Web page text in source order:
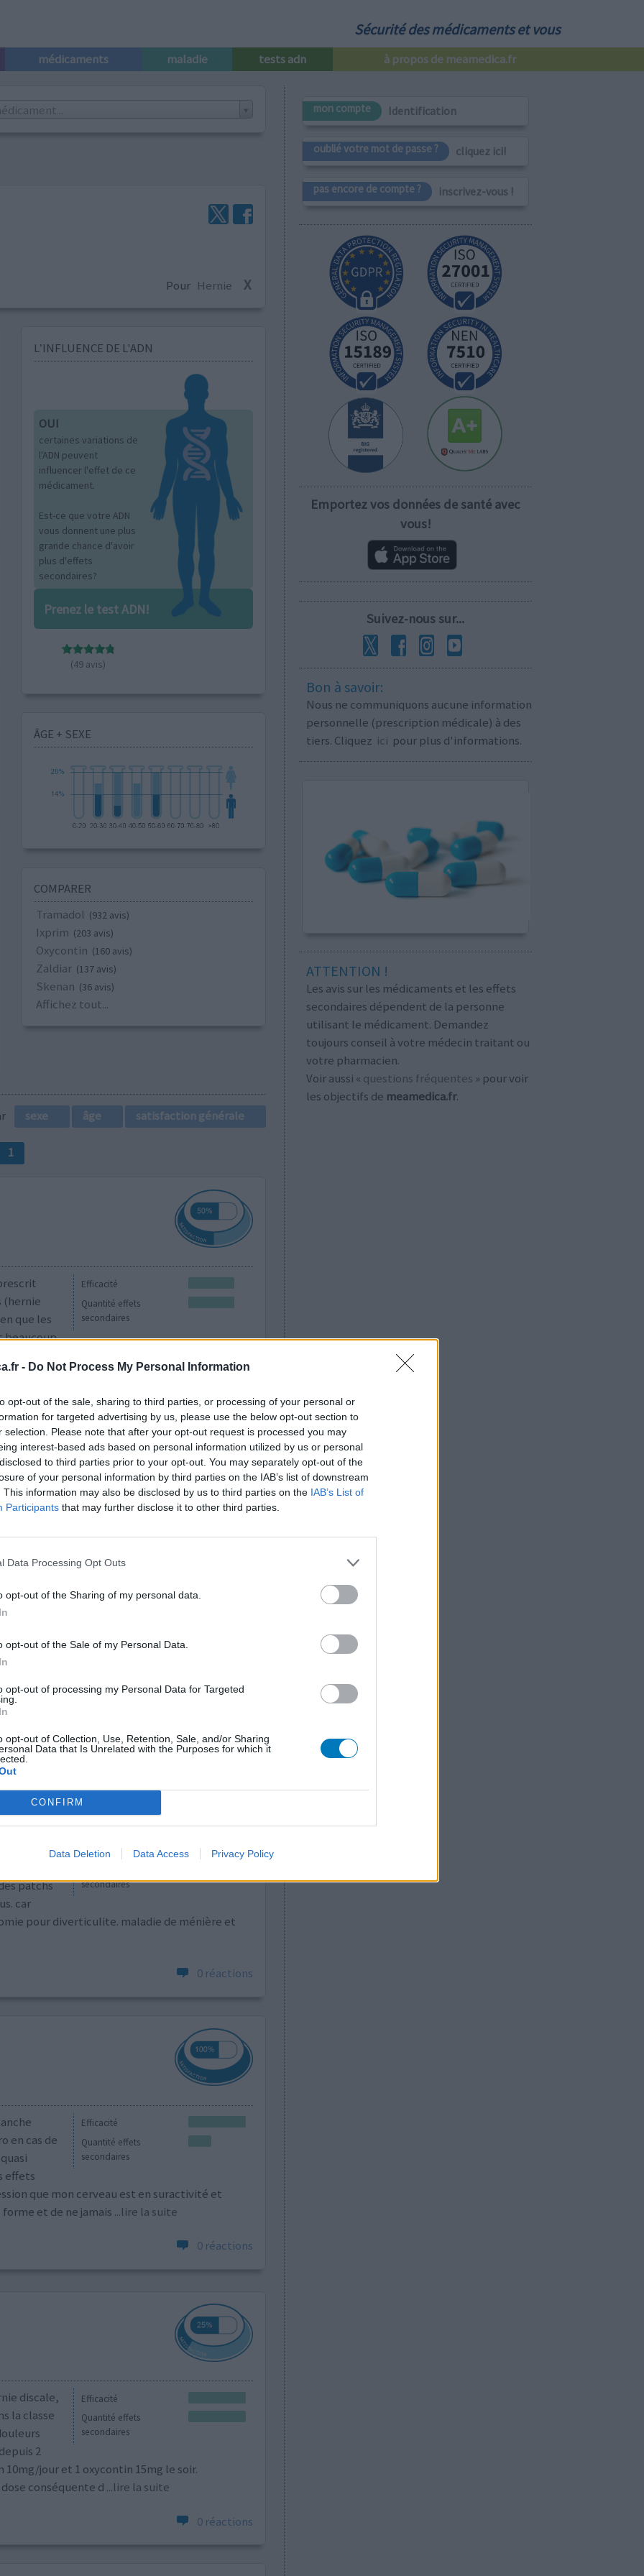
- Do Not Process My Personal Information
opt-out of the sale, sharing to third parties, or processing of your personal or
for targeted advertising by us, please use the below opt-out section to
selection. Please note that after your opt-out request is processed you may
interest-based ads based on personal information utilized by us or personal
to third parties prior to your opt-out. You may separately opt-out of the
of your personal information by third parties on the IAB’s list of downstream
This information may also be disclosed by us to third parties on the IAB’s List of
Participants that may further disclose it to other third parties.
Data Processing Opt Outs
opt-out of the Sharing of my personal data.
opt-out of the Sale of my Personal Data.
opt-out of processing my Personal Data for Targeted
opt-out of Collection, Use, Retention, Sale, and/or Sharing
Data that Is Unrelated with the Purposes for which it
CONFIRM
Data Deletion Data Access Privacy Policy
Sécurité des médicaments et vous
médicaments maladie tests adn à propos de meamedica.fr
Pour Hernie X
L’INFLUENCE DE L'ADN
OUI
certaines variations de
l'ADN peuvent
influencer l'effet de ce
médicament.
Est-ce que votre ADN
vous donnent une plus
grande chance d'avoir
plus d'effets
secondaires?
Prenez le test ADN!
(49 avis)
ÂGE + SEXE
COMPARER
Tramadol (932 avis)
Ixprim (203 avis)
Oxycontin (160 avis)
Zaldiar (137 avis)
Skenan (36 avis)
Affichez tout...
sexe âge satisfaction générale
1
Efficacité
Quantité effets
secondaires
(hernie
que les
beaucoup
partout, jusqu'au bout des doigts et du nez.
il n'est pa ...lire la suite
0 réactions
Efficacité
secondaires
par
temps,
a commencé à me détruire de
muscles, de la fatigue, de la dé
0 réactions
Efficacité
secondaires
une
patchs
car
pour diverticulite. maladie de ménière et
0 réactions
Efficacité
Quantité effets
secondaires
en cas de
effets
que mon cerveau est en suractivité et
et de ne jamais ...lire la suite
0 réactions
Efficacité
Quantité effets
secondaires
discale,
la classe
2
jour et 1 oxycontin 15mg le soir.
conséquente d ...lire la suite
0 réactions
mon compte Identification
oublié votre mot de passe ? cliquez ici!
pas encore de compte ? inscrivez-vous !
Emportez vos données de santé avec
vous!
Suivez-nous sur...
Bon à savoir:
Nous ne communiquons aucune information
personnelle (prescription médicale) à des
tiers. Cliquez ici pour plus d'informations.
ATTENTION !
Les avis sur les médicaments et les effets
secondaires dépendent de la personne
utilisant le médicament. Demandez
toujours conseil à votre médecin traitant ou
votre pharmacien.
Voir aussi « questions fréquentes » pour voir
les objectifs de meamedica.fr.